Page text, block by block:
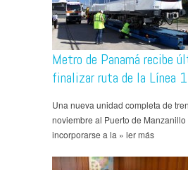
Metro de Panamá recibe
finalizar ruta de la Línea 1
Una nueva unidad completa de
noviembre al Puerto de
incorporarse a la » ler más